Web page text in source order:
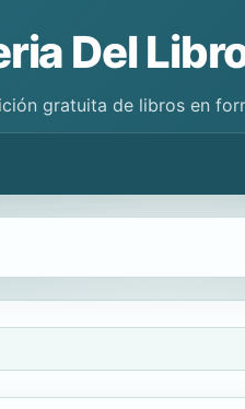
Del
gratuita de libros en